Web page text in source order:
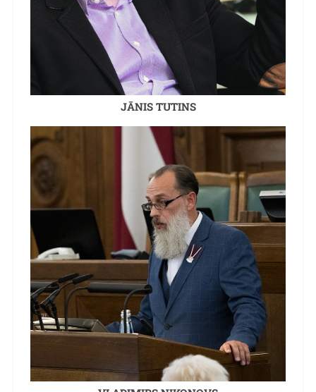
JĀNIS TUTINS